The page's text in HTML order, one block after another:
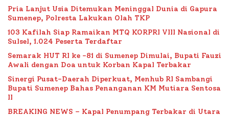
Pria Lanjut Usia Ditemukan Meninggal Dunia di Gapura
Sumenep, Polresta Lakukan Olah TKP
103 Kafilah Siap Ramaikan MTQ KORPRI VIII Nasional di
Sulsel, 1.024 Peserta Terdaftar
Semarak HUT RI ke -81 di Sumenep Dimulai, Bupati Fauzi
Awali dengan Doa untuk Korban Kapal Terbakar
Sinergi Pusat-Daerah Diperkuat, Menhub RI Sambangi
Bupati Sumenep Bahas Penanganan KM Mutiara Sentosa
II
BREAKING NEWS – Kapal Penumpang Terbakar di Utara